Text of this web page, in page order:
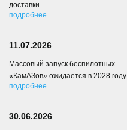
доставки
подробнее
11.07.2026
Массовый запуск беспилотных
«КамАЗов» ожидается в 2028 году
подробнее
30.06.2026